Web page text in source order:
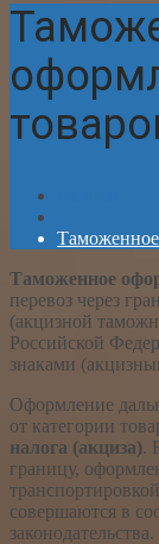
Таможенное
перевоз через
(акцизной
Российской
знаками
Оформление
от категории
налога (акциза).
границу,
совершаются в
законодательства.